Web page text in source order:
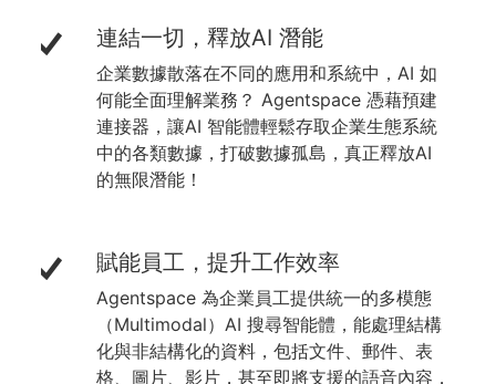
連結一切，釋放AI 潛能
企業數據散落在不同的應用和系統中，AI 如
何能全面理解業務？ Agentspace 憑藉預建
連接器，讓AI 智能體輕鬆存取企業生態系統
中的各類數據，打破數據孤島，真正釋放AI
的無限潛能！
賦能員工，提升工作效率
Agentspace 為企業員工提供統一的多模態
（Multimodal）AI 搜尋智能體，能處理結構
化與非結構化的資料，包括文件、郵件、表
格、圖片、影片，甚至即將支援的語音內容，